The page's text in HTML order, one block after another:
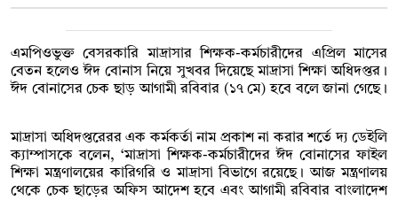
এমপিওভুক্ত বেসরকারি মাদ্রাসার শিক্ষক-কর্মচারীদের এপ্রিল মাসের
বেতন হলেও ঈদ বোনাস নিয়ে সুখবর দিয়েছে মাদ্রাসা শিক্ষা অধিদপ্তর।
ঈদ বোনাসের চেক ছাড় আগামী রবিবার (১৭ মে) হবে বলে জানা গেছে।
মাদ্রাসা অধিদপ্তরেরর এক কর্মকর্তা নাম প্রকাশ না করার শর্তে দ্য ডেইলি
ক্যাম্পাসকে বলেন, ‘মাদ্রাসা শিক্ষক-কর্মচারীদের ঈদ বোনাসের ফাইল
শিক্ষা মন্ত্রণালয়ের কারিগরি ও মাদ্রাসা বিভাগে রয়েছে। আজ মন্ত্রণালয়
থেকে চেক ছাড়ের অফিস আদেশ হবে এবং আগামী রবিবার বাংলাদেশ